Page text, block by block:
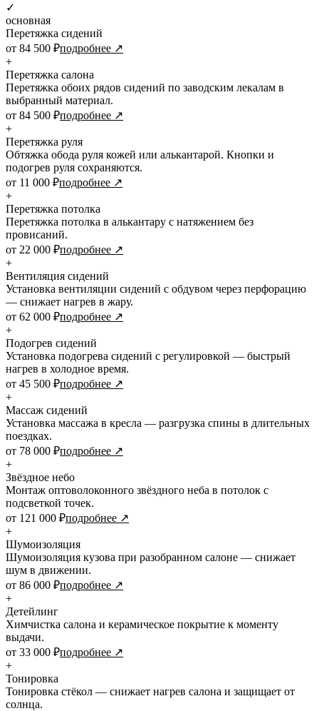
✓
основная
Перетяжка сидений
от 84 500 ₽подробнее ↗
+
Перетяжка салона
Перетяжка обоих рядов сидений по заводским лекалам в
выбранный материал.
от 84 500 ₽подробнее ↗
+
Перетяжка руля
Обтяжка обода руля кожей или алькантарой. Кнопки и
подогрев руля сохраняются.
от 11 000 ₽подробнее ↗
+
Перетяжка потолка
Перетяжка потолка в алькантару с натяжением без
провисаний.
от 22 000 ₽подробнее ↗
+
Вентиляция сидений
Установка вентиляции сидений с обдувом через перфорацию
— снижает нагрев в жару.
от 62 000 ₽подробнее ↗
+
Подогрев сидений
Установка подогрева сидений с регулировкой — быстрый
нагрев в холодное время.
от 45 500 ₽подробнее ↗
+
Массаж сидений
Установка массажа в кресла — разгрузка спины в длительных
поездках.
от 78 000 ₽подробнее ↗
+
Звёздное небо
Монтаж оптоволоконного звёздного неба в потолок с
подсветкой точек.
от 121 000 ₽подробнее ↗
+
Шумоизоляция
Шумоизоляция кузова при разобранном салоне — снижает
шум в движении.
от 86 000 ₽подробнее ↗
+
Детейлинг
Химчистка салона и керамическое покрытие к моменту
выдачи.
от 33 000 ₽подробнее ↗
+
Тонировка
Тонировка стёкол — снижает нагрев салона и защищает от
солнца.